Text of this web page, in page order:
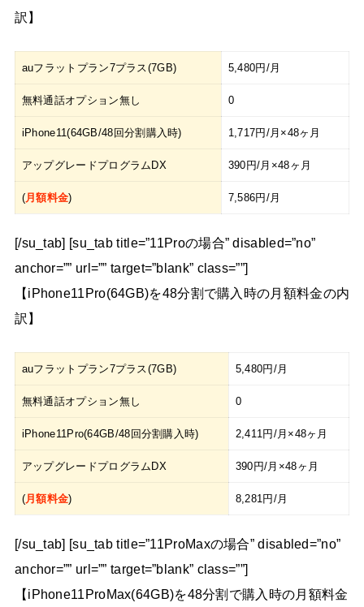
訳】
auフラットプラン7プラス(7GB) 5,480円/月
無料通話オプション無し 0
iPhone11(64GB/48回分割購入時) 1,717円/月×48ヶ月
アップグレードプログラムDX 390円/月×48ヶ月
(月額料金) 7,586円/月
[/su_tab] [su_tab title=”11Proの場合” disabled=”no”
anchor=”” url=”” target=”blank” class=””]
【iPhone11Pro(64GB)を48分割で購入時の月額料金の内
訳】
auフラットプラン7プラス(7GB) 5,480円/月
無料通話オプション無し 0
iPhone11Pro(64GB/48回分割購入時) 2,411円/月×48ヶ月
アップグレードプログラムDX 390円/月×48ヶ月
(月額料金) 8,281円/月
[/su_tab] [su_tab title=”11ProMaxの場合” disabled=”no”
anchor=”” url=”” target=”blank” class=””]
【iPhone11ProMax(64GB)を48分割で購入時の月額料金